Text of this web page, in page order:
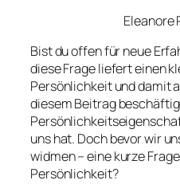
Eleanore
Bist du offen für neue
diese Frage liefert einen
Persönlichkeit und damit
diesem Beitrag
uns hat. Doch bevor wir
widmen – eine kurze
Persönlichkeit?